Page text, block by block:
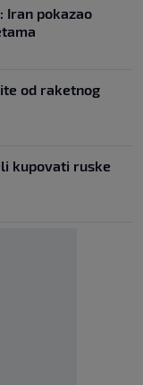
Iran pokazao
od raketnog
kupovati ruske